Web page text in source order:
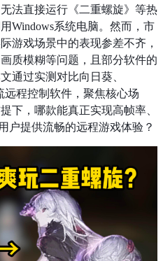
法直接运行《二重螺旋》等热
Windows系统电脑。然而，市
游戏场景中的表现参差不齐，
质模糊等问题，且部分软件的
通过实测对比向日葵、
远程控制软件，聚焦核心场
下，哪款能真正实现高帧率、
户提供流畅的远程游戏体验？